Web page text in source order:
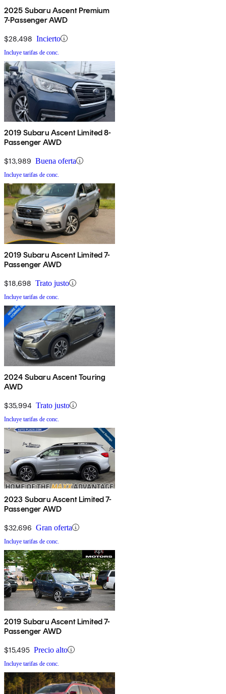
2025 Subaru Ascent Premium
7-Passenger AWD
$28,498 Incierto
Incluye tarifas de conc.
2019 Subaru Ascent Limited 8-
Passenger AWD
$13,989 Buena oferta
Incluye tarifas de conc.
2019 Subaru Ascent Limited 7-
Passenger AWD
$18,698 Trato justo
Incluye tarifas de conc.
2024 Subaru Ascent Touring
AWD
$35,994 Trato justo
Incluye tarifas de conc.
2023 Subaru Ascent Limited 7-
Passenger AWD
$32,696 Gran oferta
Incluye tarifas de conc.
2019 Subaru Ascent Limited 7-
Passenger AWD
$15,495 Precio alto
Incluye tarifas de conc.